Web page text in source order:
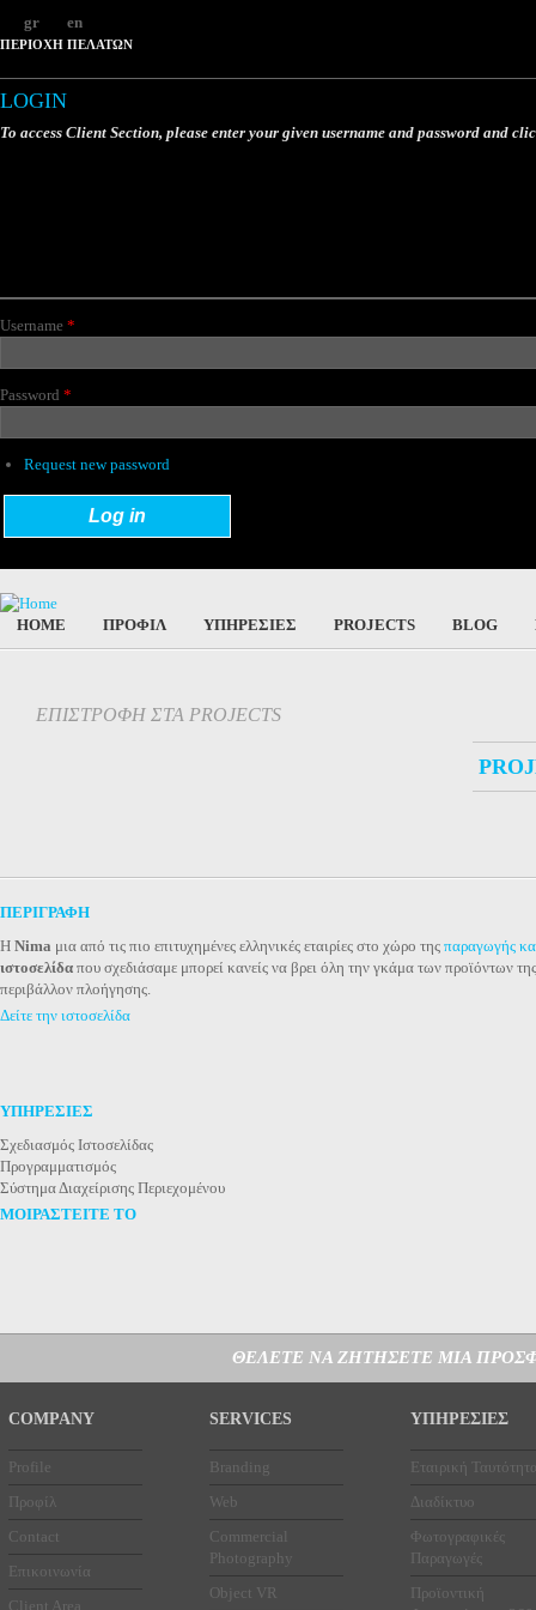
gr en
ΠΕΡΙΟΧΗ ΠΕΛΑΤΩΝ
LOGIN
To access Client Section, please enter your given username and password and
Username *
Password *
Request new password
HOME ΠΡΟΦΙΛ ΥΠΗΡΕΣΙΕΣ PROJECTS BLOG
ΕΠΙΣΤΡΟΦΗ ΣΤΑ PROJECTS
ΠΕΡΙΓΡΑΦΗ
Η Nima μια από τις πιο επιτυχημένες ελληνικές εταιρίες στο χώρο της παραγωγής
ιστοσελίδα που σχεδιάσαμε μπορεί κανείς να βρει όλη την γκάμα των προϊόντων
περιβάλλον πλοήγησης.
Δείτε την ιστοσελίδα
ΥΠΗΡΕΣΙΕΣ
Σχεδιασμός Ιστοσελίδας
Προγραμματισμός
Σύστημα Διαχείρισης Περιεχομένου
ΜΟΙΡΑΣΤΕΙΤΕ ΤΟ
ΘΕΛΕΤΕ ΝΑ ΖΗΤΗΣΕΤΕ ΜΙΑ
COMPANY
Profile
Προφίλ
Contact
Επικοινωνία
Client Area
SERVICES
Branding
Web
Commercial
Photography
Object VR
ΥΠΗΡΕΣΙΕΣ
Εταιρική
Διαδίκτυο
Φωτογραφικές
Παραγωγές
Προϊοντική